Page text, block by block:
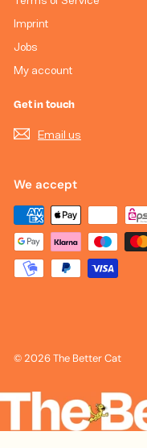
Imprint
Jobs
My account
Get in touch
Email us
We accept
© 2026 The Better Cat